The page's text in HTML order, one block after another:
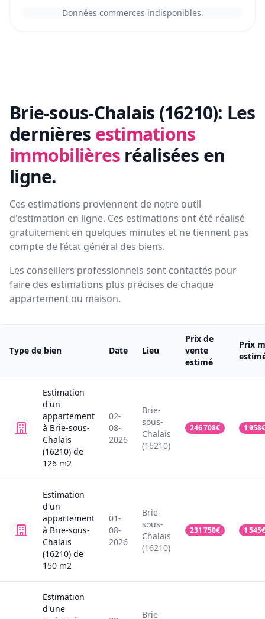
Données commerces indisponibles.
Brie-sous-Chalais (16210): Les
dernières estimations
immobilières réalisées en
ligne.
Ces estimations proviennent de notre outil
d'estimation en ligne. Ces estimations ont été réalisé
gratuitement en quelques minutes et ne tiennent pas
compte de l’état général des biens.
Les conseillers professionnels sont contactés pour
faire des estimations plus précises de chaque
appartement ou maison.
Type de bien Date Lieu
Prix de
vente
estimé
Prix
Estimation
d'un
appartement
à Brie-sous-
Chalais
(16210) de
126 m2
02-
08-
2026
Brie-
sous-
Chalais
(16210)
246 708€ 1 958€
Estimation
d'un
appartement
à Brie-sous-
Chalais
(16210) de
150 m2
01-
08-
2026
Brie-
sous-
Chalais
(16210)
231 750€ 1 545€
Estimation
d'une
Brie-